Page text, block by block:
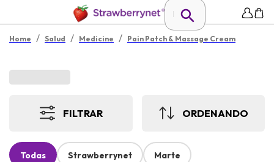
Home / Salud / Medicine / Pain Patch & Massage Cream
FILTRAR ORDENANDO
Todas Strawberrynet Marte